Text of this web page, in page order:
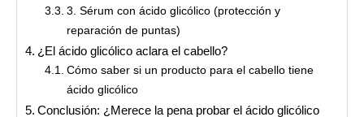
3. Sérum con ácido glicólico (protección y
reparación de puntas)
¿El ácido glicólico aclara el cabello?
Cómo saber si un producto para el cabello tiene
ácido glicólico
Conclusión: ¿Merece la pena probar el ácido glicólico